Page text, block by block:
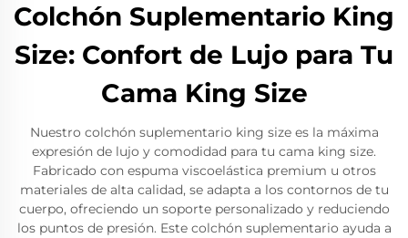
Colchón Suplementario King
Size: Confort de Lujo para Tu
Cama King Size
Nuestro colchón suplementario king size es la máxima
expresión de lujo y comodidad para tu cama king size.
Fabricado con espuma viscoelástica premium u otros
materiales de alta calidad, se adapta a los contornos de tu
cuerpo, ofreciendo un soporte personalizado y reduciendo
los puntos de presión. Este colchón suplementario ayuda a